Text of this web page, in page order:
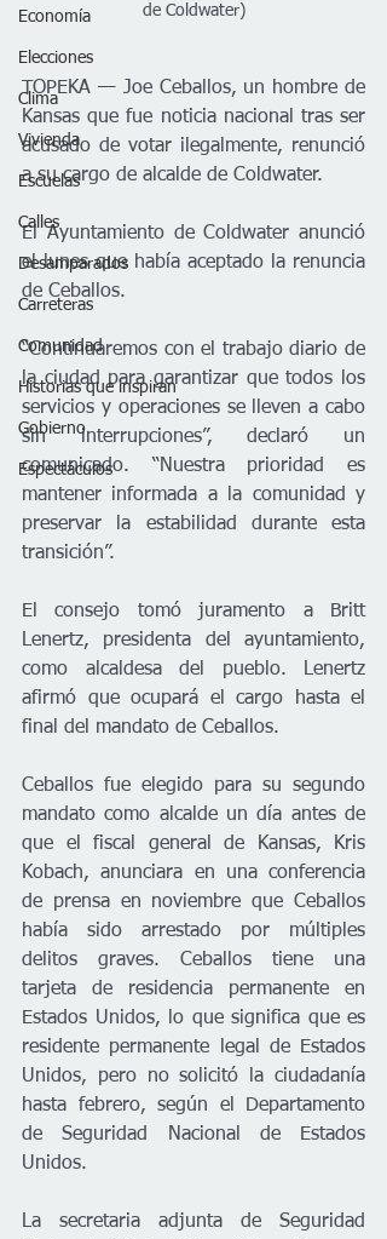
Economía
Elecciones
Clima
Vivienda
Escuelas
Calles
Desamparados
Carreteras
Comunidad
Historias que inspiran
Gobierno
Espectáculos
de Coldwater)
TOPEKA — Joe Ceballos, un hombre de
Kansas que fue noticia nacional tras ser
acusado de votar ilegalmente, renunció
a su cargo de alcalde de Coldwater.
El Ayuntamiento de Coldwater anunció
el lunes que había aceptado la renuncia
de Ceballos.
“Continuaremos con el trabajo diario de
la ciudad para garantizar que todos los
servicios y operaciones se lleven a cabo
sin interrupciones”, declaró un
comunicado. “Nuestra prioridad es
mantener informada a la comunidad y
preservar la estabilidad durante esta
transición”.
El consejo tomó juramento a Britt
Lenertz, presidenta del ayuntamiento,
como alcaldesa del pueblo. Lenertz
afirmó que ocupará el cargo hasta el
final del mandato de Ceballos.
Ceballos fue elegido para su segundo
mandato como alcalde un día antes de
que el fiscal general de Kansas, Kris
Kobach, anunciara en una conferencia
de prensa en noviembre que Ceballos
había sido arrestado por múltiples
delitos graves. Ceballos tiene una
tarjeta de residencia permanente en
Estados Unidos, lo que significa que es
residente permanente legal de Estados
Unidos, pero no solicitó la ciudadanía
hasta febrero, según el Departamento
de Seguridad Nacional de Estados
Unidos.
La secretaria adjunta de Seguridad